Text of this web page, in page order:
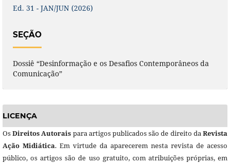
Ed. 31 - JAN/JUN (2026)
SEÇÃO
Dossiê “Desinformação e os Desafios Contemporâneos da
Comunicação”
LICENÇA
OsDireitos Autorais para artigos publicados são de direito daRevista
Ação Midiática. Em virtude da aparecerem nesta revista de acesso
público, os artigos são de uso gratuito, com atribuições próprias, em